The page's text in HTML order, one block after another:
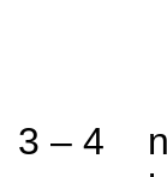
3 – 4